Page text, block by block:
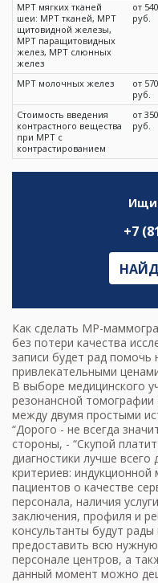
МРТ мягких тканей
шеи: МРТ тканей, МРТ
щитовидной железы,
МРТ паращитовидных
желез, МРТ слюнных
желез
от
руб.
МРТ молочных желез
от
руб.
Стоимость введения
контрастного вещества
при МРТ с
контрастированием
от
руб.
+7
Как сделать МР-
без потери качества
записи будет рад помочь
привлекательными
В выборе медицинского
резонансной томографии
между двумя простыми
“Дорого - не всегда
стороны, - “Скупой
диагностики лучше
критериев:
пациентов о качестве
персонала, наличия
заключения, профиля и
консультанты будут
предоставить всю
персонале центров, а
данный момент можно